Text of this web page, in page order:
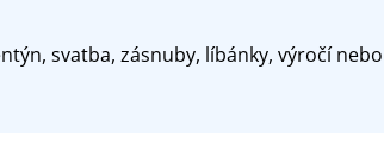
svatba, zásnuby, líbánky, výročí